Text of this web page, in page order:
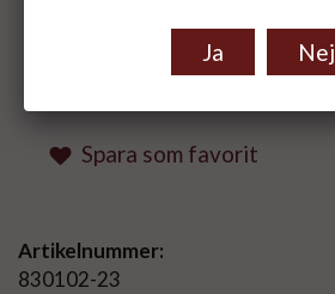
Spara som favorit
Artikelnummer:
830102-23
Ja Nej